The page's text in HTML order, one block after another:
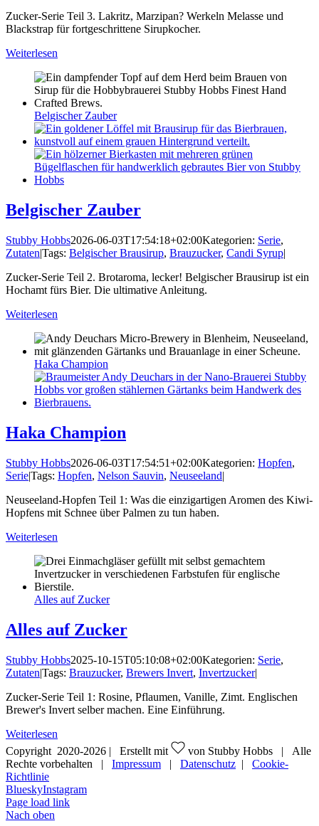
Zucker-Serie Teil 3. Lakritz, Marzipan? Werkeln Melasse und
Blackstrap für fortgeschrittene Sirupkocher.
Weiterlesen
Belgischer Zauber
Belgischer Zauber
Stubby Hobbs2026-06-03T17:54:18+02:00Kategorien: Serie,
Zutaten|Tags: Belgischer Brausirup, Brauzucker, Candi Syrup|
Zucker-Serie Teil 2. Brotaroma, lecker! Belgischer Brausirup ist ein
Hochamt fürs Bier. Die ultimative Anleitung.
Weiterlesen
Haka Champion
Haka Champion
Stubby Hobbs2026-06-03T17:54:51+02:00Kategorien: Hopfen,
Serie|Tags: Hopfen, Nelson Sauvin, Neuseeland|
Neuseeland-Hopfen Teil 1: Was die einzigartigen Aromen des Kiwi-
Hopfens mit Schnee über Palmen zu tun haben.
Weiterlesen
Alles auf Zucker
Alles auf Zucker
Stubby Hobbs2025-10-15T05:10:08+02:00Kategorien: Serie,
Zutaten|Tags: Brauzucker, Brewers Invert, Invertzucker|
Zucker-Serie Teil 1: Rosine, Pflaumen, Vanille, Zimt. Englischen
Brewer's Invert selber machen. Eine Einführung.
Weiterlesen
Copyright 2020-2026 | Erstellt mit
von Stubby Hobbs | Alle
Rechte vorbehalten | Impressum | Datenschutz | Cookie-
Richtlinie
BlueskyInstagram
Page load link
Nach oben